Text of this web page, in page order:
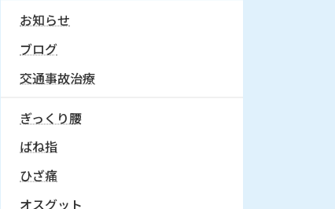
お知らせ
ブログ
交通事故治療
ぎっくり腰
ばね指
ひざ痛
オスグット